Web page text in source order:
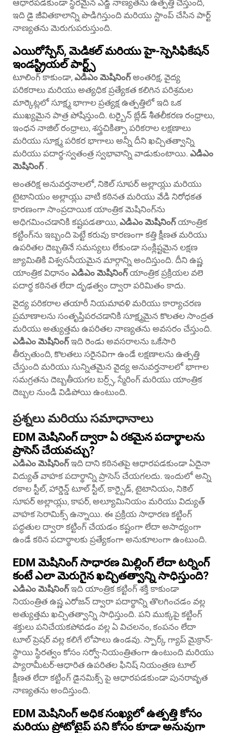
ఆధారపడకుండా స్థిరమైన ఎడ్జ్ నాణ్యతను ఉత్పత్తి చేస్తుంది,
ఇది డై జీవితకాలాన్ని పొడిగిస్తుంది మరియు స్టాంప్ చేసిన పార్ట్
నాణ్యతను మెరుగుపరుస్తుంది.
ఎయిరోస్పేస్, మెడికల్ మరియు హై-స్పెసిఫికేషన్
ఇండస్ట్రియల్ పార్ట్స్
టూలింగ్ కాకుండా, ఎడిఎం మెషినింగ్అంతరిక్ష, వైద్య
పరికరాలు మరియు అత్యధిక ప్రత్యేకత కలిగిన పరిశ్రమల
మార్కెట్లలో సూక్ష్మ భాగాల ప్రత్యక్ష ఉత్పత్తిలో ఇది ఒక
ముఖ్యమైన పాత్ర పోషిస్తుంది. టర్బైన్ బ్లేడ్ శీతలీకరణ రంధ్రాలు,
ఇంధన నాజిల్ రంధ్రాలు, శస్త్రచికిత్సా పరికరాల లక్షణాలు
మరియు సూక్ష్మ పరికర భాగాలు అన్నీ దీని ఖచ్చితత్వాన్ని
మరియు పదార్థ-స్వతంత్ర స్వభావాన్ని వాడుకుంటాయి. ఎడిఎం
మెషినింగ్ .
అంతరిక్ష అనువర్తనాలలో, నికెల్ సూపర్ అల్లాయ్లు మరియు
టైటానియం అల్లాయ్లు వాటి కఠినత మరియు వేడి నిరోధకత
కారణంగా సాంప్రదాయిక యాంత్రిక మెషినింగ్‌ను
అధిగమించడానికి కష్టపడతాయి, ఎడిఎం మెషినింగ్యాంత్రిక
కట్టింగ్‌ను ఇబ్బంది పెట్టే కరువు కారణంగా కత్తి క్షీణత మరియు
ఉపరితల దెబ్బతినే సమస్యలు లేకుండా సంక్లిష్టమైన లక్షణ
జ్యామితికి విశ్వసనీయమైన మార్గాన్ని అందిస్తుంది. దీని ఉష్ణ
యాంత్రిక విధానం ఎడిఎం మెషినింగ్యాంత్రిక ప్రక్రియల వలె
పదార్థ కఠినత లేదా దృఢత్వం ద్వారా పరిమితం కాదు.
వైద్య పరికరాల తయారీ నియమావళి మరియు కార్యాచరణ
ప్రమాణాలను సంతృప్తిపరచడానికి సూక్ష్మమైన కొలతల సాంద్రత
మరియు అత్యుత్తమ ఉపరితల నాణ్యతను అవసరం చేస్తుంది.
ఎడిఎం మెషినింగ్ఇది రెండు అవసరాలను ఒకేసారి
తీర్చుతుంది, కొలతలు సరైనవిగా ఉండే లక్షణాలను ఉత్పత్తి
చేస్తుంది మరియు సున్నితమైన వైద్య అనువర్తనాలలో భాగాల
సమగ్రతను దెబ్బతీయగల బర్ర్స్, స్మేరింగ్ మరియు యాంత్రిక
దెబ్బల నుండి విడిపోయి ఉంటుంది.
ప్రశ్నలు మరియు సమాధానాలు
EDM మెషినింగ్ ద్వారా ఏ రకమైన పదార్థాలను
ప్రాసెస్ చేయవచ్చు?
ఎడిఎం మెషినింగ్ఇది దాని కఠినతపై ఆధారపడకుండా ఏదైనా
విద్యుత్ వాహక పదార్థాన్ని ప్రాసెస్ చేయగలదు. ఇందులో అన్ని
రకాల స్టీల్, హార్డెన్డ్ టూల్ స్టీల్, కార్బైడ్, టైటానియం, నికెల్
సూపర్ అల్లాయ్లు, కాపర్, అల్యూమినియం మరియు విద్యుత్
వాహక సెరామిక్స్ ఉన్నాయి. ఈ ప్రక్రియ సాధారణ కట్టింగ్
పద్ధతుల ద్వారా కట్టింగ్ చేయడం కష్టంగా లేదా అసాధ్యంగా
ఉండే కఠిన పదార్థాలకు ప్రత్యేకంగా అనుకూలంగా ఉంటుంది.
EDM మెషినింగ్ సాధారణ మిల్లింగ్ లేదా టర్నింగ్
కంటే ఎలా మెరుగైన ఖచ్చితత్వాన్ని సాధిస్తుంది?
ఎడిఎం మెషినింగ్ఇది యాంత్రిక కట్టింగ్ శక్తి కాకుండా
నియంత్రిత ఉష్ణ ఎరోజన్ ద్వారా పదార్థాన్ని తొలగించడం వల్ల
అత్యుత్తమ ఖచ్చితత్వాన్ని సాధిస్తుంది. పని ముక్కపై కట్టింగ్
శక్తులు పనిచేయకపోవడం వల్ల ఏ విచలనం, కంపనం లేదా
టూల్ ప్రెషర్ వల్ల కలిగే లోపాలు ఉండవు. స్పార్క్ గ్యాప్ మైక్రాన్-
స్థాయి స్థిరత్వం కోసం సర్వో-నియంత్రితంగా ఉంటుంది మరియు
ప్యారామీటర్-ఆధారిత ఉపరితల ఫినిష్ నియంత్రణ టూల్
క్షీణత లేదా కట్టింగ్ డైనమిక్స్ పై ఆధారపడకుండా పునరావృత
నాణ్యతను అందిస్తుంది.
EDM మెషినింగ్ అధిక సంఖ్యలో ఉత్పత్తి కోసం
మరియు ప్రోటోటైప్ పని కోసం కూడా అనువుగా